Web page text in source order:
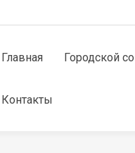
Главная Городской
Контакты